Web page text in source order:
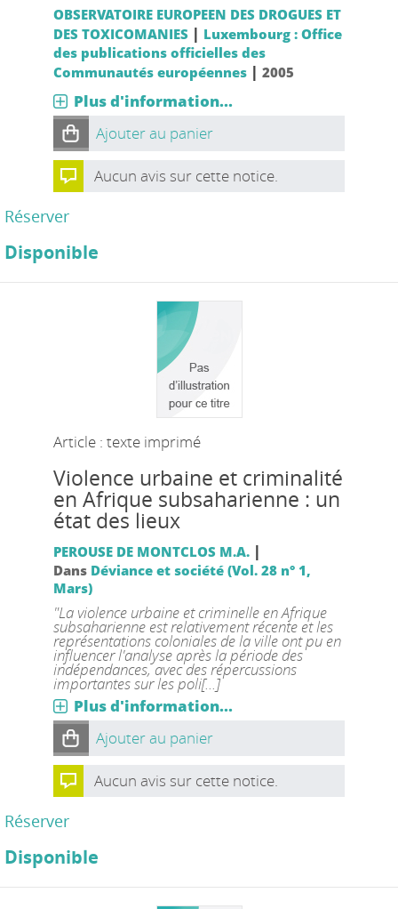
OBSERVATOIRE EUROPEEN DES DROGUES ET
DES TOXICOMANIES | Luxembourg : Office
des publications officielles des
Communautés européennes| 2005
Plus d'information...
Ajouter au panier
Aucun avis sur cette notice.
Réserver
Disponible
Article : texte imprimé
Violence urbaine et criminalité
en Afrique subsaharienne : un
état des lieux
PEROUSE DE MONTCLOS M.A. |
Dans Déviance et société (Vol. 28 n° 1,
Mars)
"La violence urbaine et criminelle en Afrique
subsaharienne est relativement récente et les
représentations coloniales de la ville ont pu en
influencer l'analyse après la période des
indépendances, avec des répercussions
importantes sur les poli[...]
Plus d'information...
Ajouter au panier
Aucun avis sur cette notice.
Réserver
Disponible